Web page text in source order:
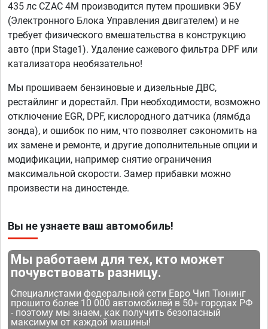
435 лс CZAC 4M производится путем прошивки ЭБУ
(Электронного Блока Управления двигателем) и не
требует физического вмешательства в конструкцию
авто (при Stage1). Удаление сажевого фильтра DPF или
катализатора необязательно!
Мы прошиваем бензиновые и дизельные ДВС,
рестайлинг и дорестайл. При необходимости, возможно
отключение EGR, DPF, кислородного датчика (лямбда
зонда), и ошибок по ним, что позволяет сэкономить на
их замене и ремонте, и другие дополнительные опции и
модификации, например снятие ограничения
максимальной скорости. Замер прибавки можно
произвести на диностенде.
Вы не узнаете ваш автомобиль!
Мы работаем для тех, кто может
почувствовать разницу.
Специалистами федеральной сети Евро Чип Тюнинг
прошито более 10 000 автомобилей в 50+ городах РФ
- поэтому мы знаем, как получить безопасный
максимум от каждой машины!